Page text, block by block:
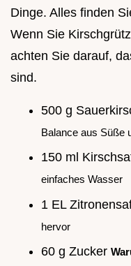
Dinge. Alles finden
Wenn Sie
achten Sie darauf,
sind.
500 g
Balance aus Süße
150 ml
einfaches Wasser
1 EL
hervor
60 g Zucker